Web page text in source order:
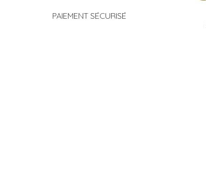
PAIEMENT SÉCURISÉ